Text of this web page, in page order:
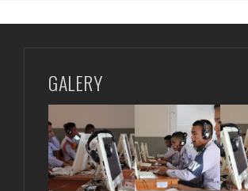
GALERY